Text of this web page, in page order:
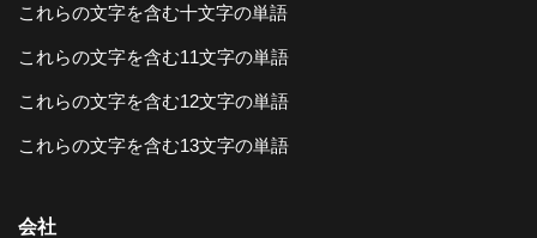
これらの文字を含む十文字の単語
これらの文字を含む11文字の単語
これらの文字を含む12文字の単語
これらの文字を含む13文字の単語
会社